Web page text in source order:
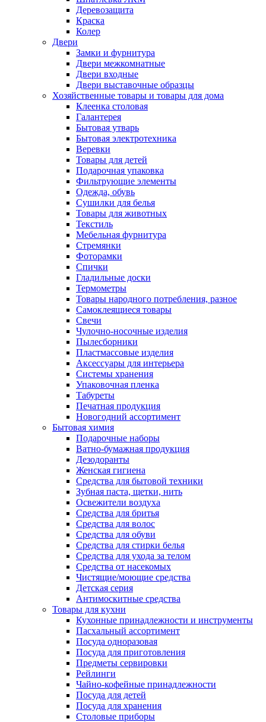
Деревозащита
Краска
Колер
Двери
Замки и фурнитура
Двери межкомнатные
Двери входные
Двери выставочные образцы
Хозяйственные товары и товары для дома
Клеенка столовая
Галантерея
Бытовая утварь
Бытовая электротехника
Веревки
Товары для детей
Подарочная упаковка
Фильтрующие элементы
Одежда, обувь
Сушилки для белья
Товары для животных
Текстиль
Мебельная фурнитура
Стремянки
Фоторамки
Спички
Гладильные доски
Термометры
Товары народного потребления, разное
Самоклеящиеся товары
Свечи
Чулочно-носочные изделия
Пылесборники
Пластмассовые изделия
Аксессуары для интерьера
Системы хранения
Упаковочная пленка
Табуреты
Печатная продукция
Новогодний ассортимент
Бытовая химия
Подарочные наборы
Ватно-бумажная продукция
Дезодоранты
Женская гигиена
Средства для бытовой техники
Зубная паста, щетки, нить
Освежители воздуха
Средства для бритья
Средства для волос
Средства для обуви
Средства для стирки белья
Средства для ухода за телом
Средства от насекомых
Чистящие/моющие средства
Детская серия
Антимоскитные средства
Товары для кухни
Кухонные принадлежности и инструменты
Пасхальный ассортимент
Посуда одноразовая
Посуда для приготовления
Предметы сервировки
Рейлинги
Чайно-кофейные принадлежности
Посуда для детей
Посуда для хранения
Столовые приборы